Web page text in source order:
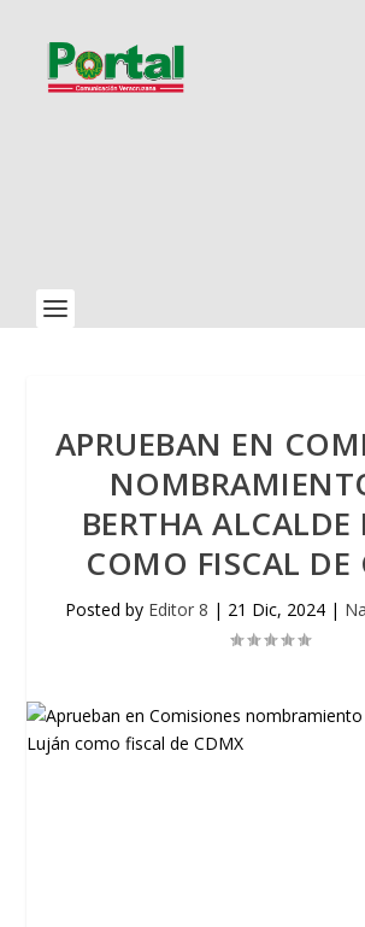
APRUEBAN EN
BERTHA ALCALDE
COMO FISCAL DE
Posted by Editor 8 | 21 Dic, 2024|